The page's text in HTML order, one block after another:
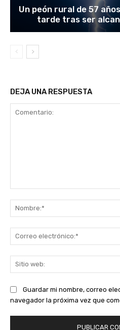
Un peón rural de 57
tarde tras ser
DEJA UNA RESPUESTA
Guardar mi nombre, correo
navegador la próxima vez que